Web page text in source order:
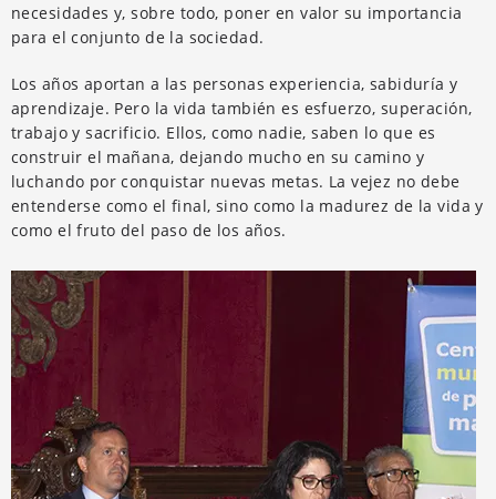
necesidades y, sobre todo, poner en valor su importancia
para el conjunto de la sociedad.
Los años aportan a las personas experiencia, sabiduría y
aprendizaje. Pero la vida también es esfuerzo, superación,
trabajo y sacrificio. Ellos, como nadie, saben lo que es
construir el mañana, dejando mucho en su camino y
luchando por conquistar nuevas metas. La vejez no debe
entenderse como el final, sino como la madurez de la vida y
como el fruto del paso de los años.